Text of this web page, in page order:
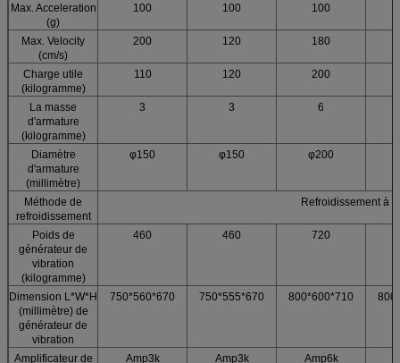
Max. Acceleration
(g)
100 100 100
Max. Velocity
(cm/s)
200 120 180
Charge utile
(kilogramme)
110 120 200
La masse
d'armature
(kilogramme)
3 3 6
Diamètre
d'armature
(millimètre)
φ150 φ150 φ200
Méthode de
refroidissement
Refroidissement à
Poids de
générateur de
vibration
(kilogramme)
460 460 720
Dimension L*W*H
(millimètre) de
générateur de
vibration
750*560*670 750*555*670 800*600*710
Amplificateur de Amp3k Amp3k Amp6k